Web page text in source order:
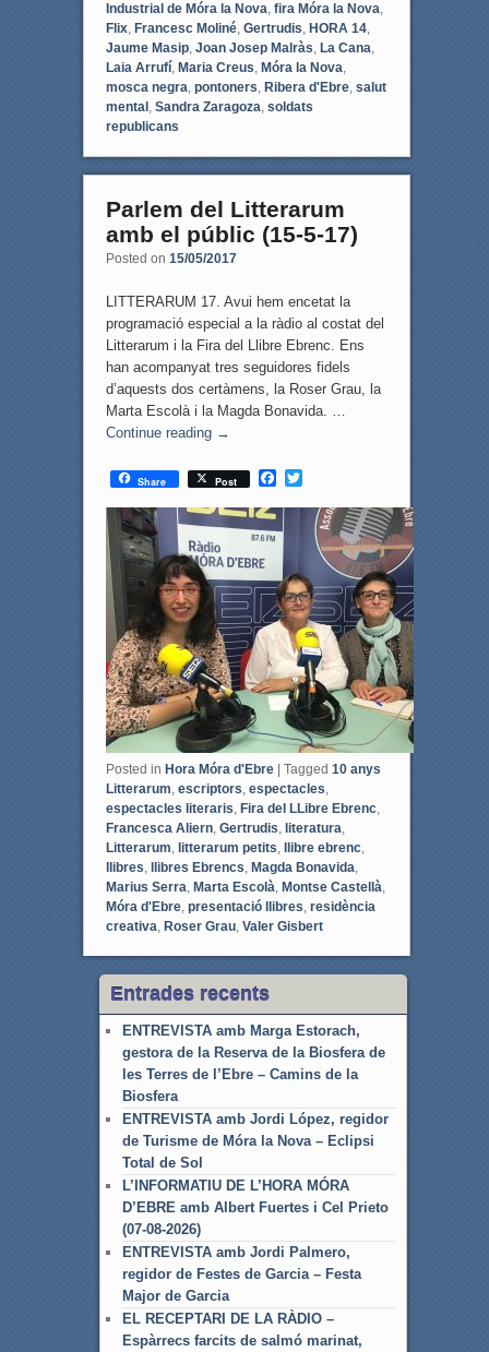
Industrial de Móra la Nova, fira Móra la Nova,
Flix, Francesc Moliné, Gertrudis, HORA 14,
Jaume Masip, Joan Josep Malràs, La Cana,
Laia Arrufí, Maria Creus, Móra la Nova,
mosca negra, pontoners, Ribera d'Ebre, salut
mental , Sandra Zaragoza, soldats
republicans
Parlem del Litterarum
amb el públic (15-5-17)
Posted on 15/05/2017
LITTERARUM 17. Avui hem encetat la
programació especial a la ràdio al costat del
Litterarum i la Fira del Llibre Ebrenc. Ens
han acompanyat tres seguidores fidels
d’aquests dos certàmens, la Roser Grau, la
Marta Escolà i la Magda Bonavida. …
Continue reading →
Share Post
F
c
e
b
o
o
k
T
i
r
Posted in Hora Móra d'Ebre | Tagged 10 anys
Litterarum escriptors espectacles
espectacles literaris Fira del LLibre Ebrenc,
Francesca Aliern, Gertrudis literatura
Litterarum litterarum petits llibre ebrenc,
llibres llibres Ebrencs Magda Bonavida
Marius Serra Marta Escolà Montse Castellà
Móra d'Ebre, presentació llibres residència
creativa Roser Grau, Valer Gisbert
Entrades recents
ENTREVISTA amb Marga Estorach,
gestora de la Reserva de la Biosfera de
les Terres de l’Ebre – Camins de la
Biosfera
ENTREVISTA amb Jordi López, regidor
de Turisme de Móra la Nova – Eclipsi
Total de Sol
L’INFORMATIU DE L’HORA MÓRA
D’EBRE amb Albert Fuertes i Cel Prieto
(07-08-2026)
ENTREVISTA amb Jordi Palmero,
regidor de Festes de Garcia – Festa
Major de Garcia
EL RECEPTARI DE LA RÀDIO –
Espàrrecs farcits de salmó marinat,